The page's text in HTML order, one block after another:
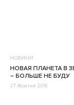
НОВИНИ
НОВАЯ ПЛАНЕТА В
– БОЛЬШЕ НЕ БУДУ
27 Жовтня 2016